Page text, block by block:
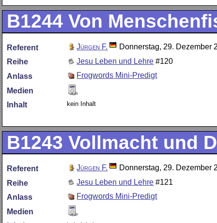
B1244 Von
Referent Jürgen F.
Donnerstag, 29. Dezember
Reihe
Jesu Leben und Lehre #120
Anlass
Frogwords Mini-Predigt
Medien
Inhalt
kein Inhalt
B1243 Vollmacht und
Referent Jürgen F.
Donnerstag, 29. Dezember
Reihe
Jesu Leben und Lehre #121
Anlass
Frogwords Mini-Predigt
Medien